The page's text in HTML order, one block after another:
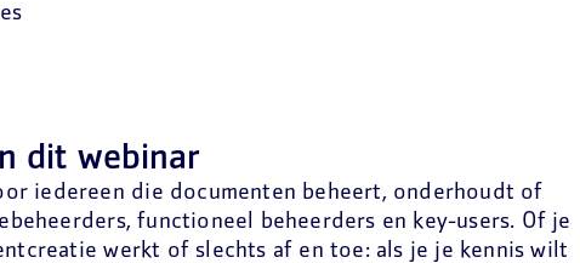
dit webinar
iedereen die documenten beheert, onderhoudt of
functioneel beheerders en key-users. Of je
werkt of slechts af en toe: als je je kennis wilt